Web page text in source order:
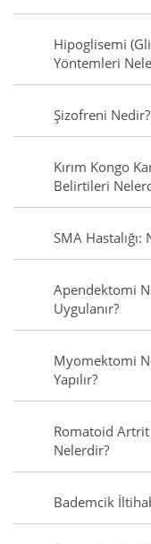
Hipoglisemi
Yöntemleri
Şizofreni
Kırım Kongo
Belirtileri
SMA
Apendektomi
Uygulanır?
Myomektomi
Yapılır?
Romatoid
Nelerdir?
Bademcik